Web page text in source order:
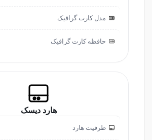
مدل کارت گرافیک
حافظه کارت گرافیک
هارد دیسک
ظرفیت هارد